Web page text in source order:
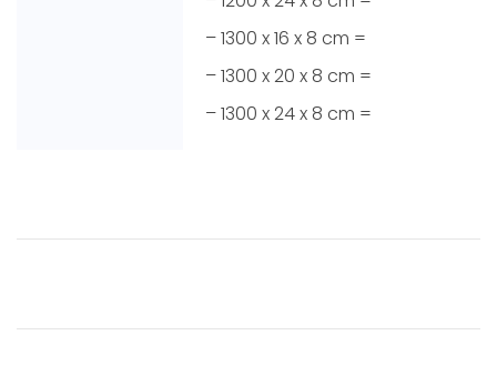
– 1300 x 16 x 8 cm =
– 1300 x 20 x 8 cm =
– 1300 x 24 x 8 cm =